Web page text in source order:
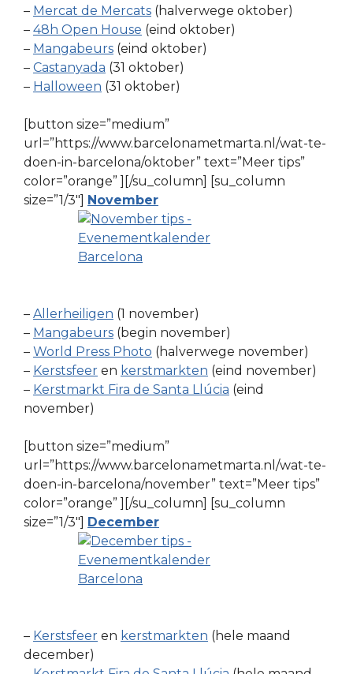
– Mercat de Mercats (halverwege oktober)
– 48h Open House (eind oktober)
– Mangabeurs (eind oktober)
– Castanyada (31 oktober)
– Halloween (31 oktober)
[button size=”medium”
url=”https://www.barcelonametmarta.nl/wat-te-
doen-in-barcelona/oktober” text=”Meer tips”
color=”orange” ][/su_column] [su_column
size=”1/3″] November
– Allerheiligen (1 november)
– Mangabeurs (begin november)
– World Press Photo (halverwege november)
– Kerstsfeer en kerstmarkten (eind november)
– Kerstmarkt Fira de Santa Llúcia (eind
november)
[button size=”medium”
url=”https://www.barcelonametmarta.nl/wat-te-
doen-in-barcelona/november” text=”Meer tips”
color=”orange” ][/su_column] [su_column
size=”1/3″] December
– Kerstsfeer en kerstmarkten (hele maand
december)